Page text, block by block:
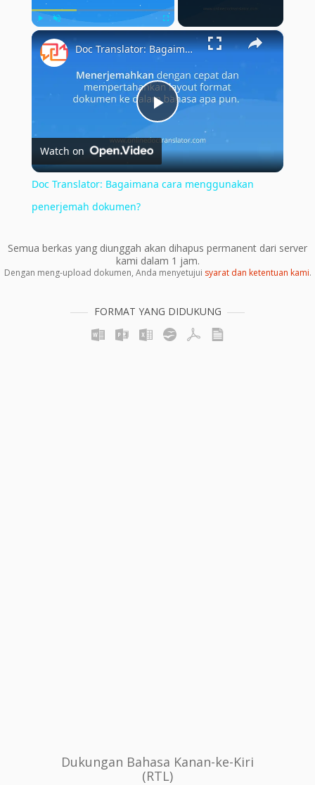
Play Unmute Fullscreen ×
Play
Video
Doc Translator: Bagaimana cara menggunakan penerjemah dokumen?
Watch on
Doc Translator: Bagaimana cara menggunakan
penerjemah dokumen?
Semua berkas yang diunggah akan dihapus permanent dari server
kami dalam 1 jam.
Dengan meng-upload dokumen, Anda menyetujui syarat dan ketentuan kami.
FORMAT YANG DIDUKUNG
Dukungan Bahasa Kanan-ke-Kiri
(RTL)